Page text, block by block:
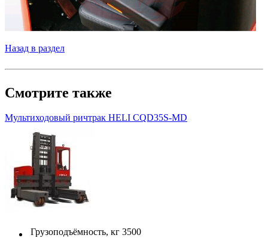
Назад в раздел
Смотрите также
Мультиходовый ричтрак HELI CQD35S-MD
Грузоподъёмность, кг 3500